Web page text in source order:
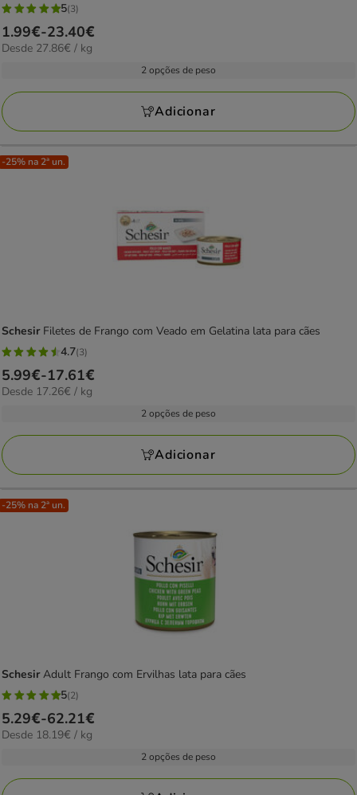
5
estrelas
com
avaliações
5(3)
Preço
de
23.40€
1.99€-23.40€
27.86€
Desde 27.86€ / kg
2 opções de peso
Adicionar
-25% na 2ª un.
Schesir Filetes de Frango com Veado em Gelatina lata para cães
4.7
estrelas
com
avaliações
4.7(3)
Preço
de
17.61€
5.99€-17.61€
17.26€
Desde 17.26€ / kg
2 opções de peso
Adicionar
-25% na 2ª un.
SchesirAdult Frango com Ervilhas lata para cães
5
estrelas
com
avaliações
5(2)
Preço
de
5.29€-62.21€
18.19€
Desde 18.19€ / kg
2 opções de peso